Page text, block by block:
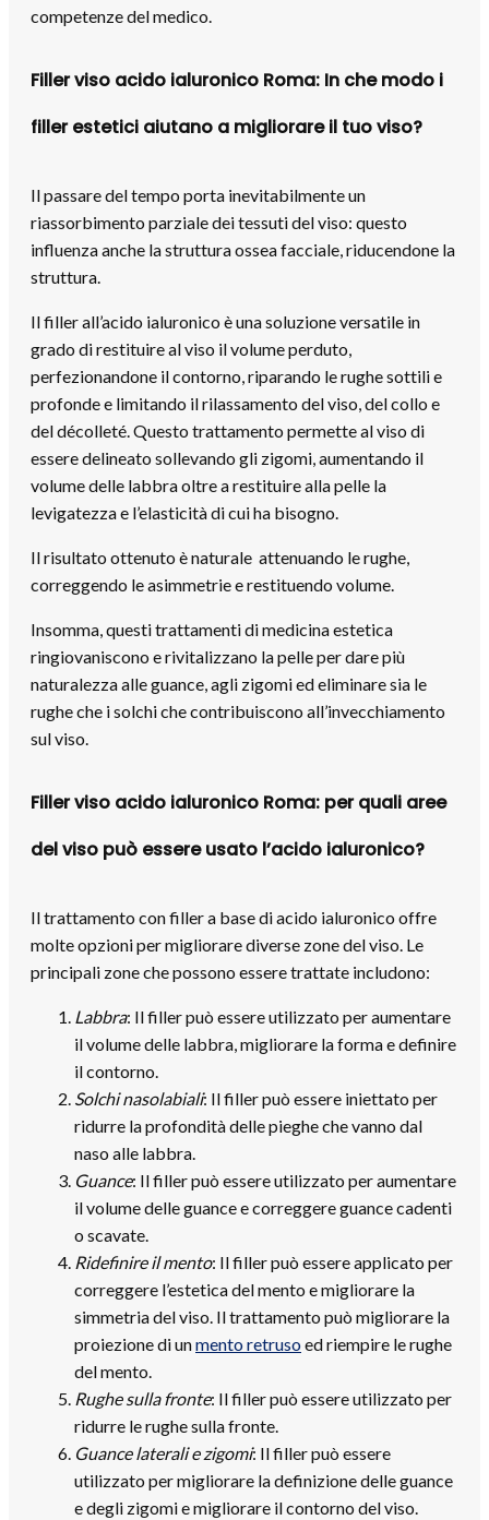
competenze del medico.
Filler viso acido ialuronico Roma: In che modo i
filler estetici aiutano a migliorare il tuo viso?
Il passare del tempo porta inevitabilmente un
riassorbimento parziale dei tessuti del viso: questo
influenza anche la struttura ossea facciale, riducendone la
struttura.
Il filler all’acido ialuronico è una soluzione versatile in
grado di restituire al viso il volume perduto,
perfezionandone il contorno, riparando le rughe sottili e
profonde e limitando il rilassamento del viso, del collo e
del décolleté. Questo trattamento permette al viso di
essere delineato sollevando gli zigomi, aumentando il
volume delle labbra oltre a restituire alla pelle la
levigatezza e l’elasticità di cui ha bisogno.
Il risultato ottenuto è naturale attenuando le rughe,
correggendo le asimmetrie e restituendo volume.
Insomma, questi trattamenti di medicina estetica
ringiovaniscono e rivitalizzano la pelle per dare più
naturalezza alle guance, agli zigomi ed eliminare sia le
rughe che i solchi che contribuiscono all’invecchiamento
sul viso.
Filler viso acido ialuronico Roma: per quali aree
del viso può essere usato l’acido ialuronico?
Il trattamento con filler a base di acido ialuronico offre
molte opzioni per migliorare diverse zone del viso. Le
principali zone che possono essere trattate includono:
Labbra: Il filler può essere utilizzato per aumentare
il volume delle labbra, migliorare la forma e definire
il contorno.
Solchi nasolabiali: Il filler può essere iniettato per
ridurre la profondità delle pieghe che vanno dal
naso alle labbra.
Guance: Il filler può essere utilizzato per aumentare
il volume delle guance e correggere guance cadenti
o scavate.
Ridefinire il mento: Il filler può essere applicato per
correggere l’estetica del mento e migliorare la
simmetria del viso. Il trattamento può migliorare la
proiezione di unmento retrusoed riempire le rughe
del mento.
Rughe sulla fronte: Il filler può essere utilizzato per
ridurre le rughe sulla fronte.
Guance laterali e zigomi: Il filler può essere
utilizzato per migliorare la definizione delle guance
e degli zigomi e migliorare il contorno del viso.